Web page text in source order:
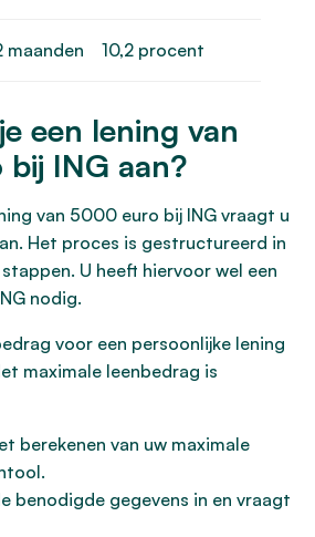
maanden 10,2 procent
een lening van
ING aan?
van 5000 euro bij ING vraagt u
Het proces is gestructureerd in
U heeft hiervoor wel een
nodig.
voor een persoonlijke lening
maximale leenbedrag is
berekenen van uw maximale
benodigde gegevens in en vraagt